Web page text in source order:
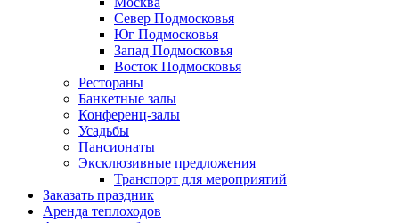
Север Подмосковья
Юг Подмосковья
Запад Подмосковья
Восток Подмосковья
Рестораны
Банкетные залы
Конференц-залы
Усадьбы
Пансионаты
Эксклюзивные предложения
Транспорт для мероприятий
Заказать праздник
Аренда теплоходов